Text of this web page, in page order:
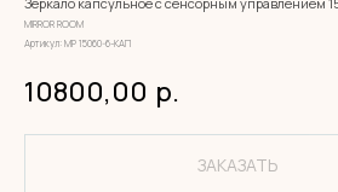
MIRROR ROOM
Артикул:МР 15060-6-КАП
10800,00 р.
ЗАКАЗАТЬ